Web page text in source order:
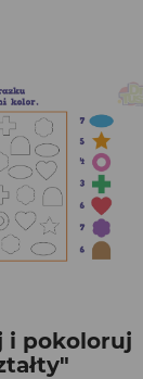
i pokoloruj